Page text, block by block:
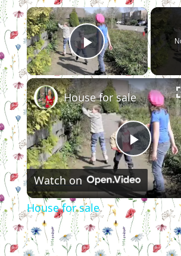
×
Play Video
Play
Video
House for sale
Watch on
House for sale